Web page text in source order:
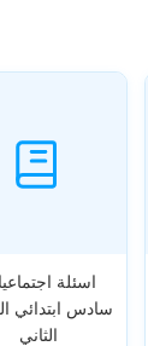
اسئلة
سادس ابتدائي
الثاني